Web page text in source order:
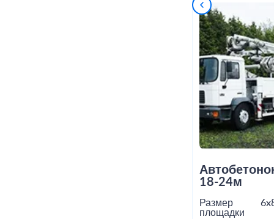
18-24м
Размер
площадки